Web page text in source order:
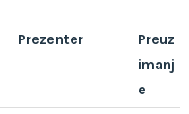
Prezenter
Preuz
imanj
e